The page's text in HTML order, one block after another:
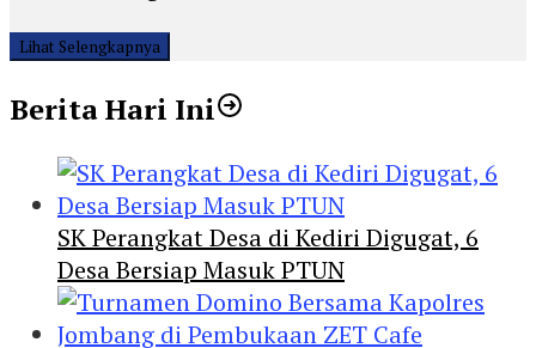
Lihat Selengkapnya
Berita Hari Ini
SK Perangkat Desa di Kediri Digugat, 6
Desa Bersiap Masuk PTUN